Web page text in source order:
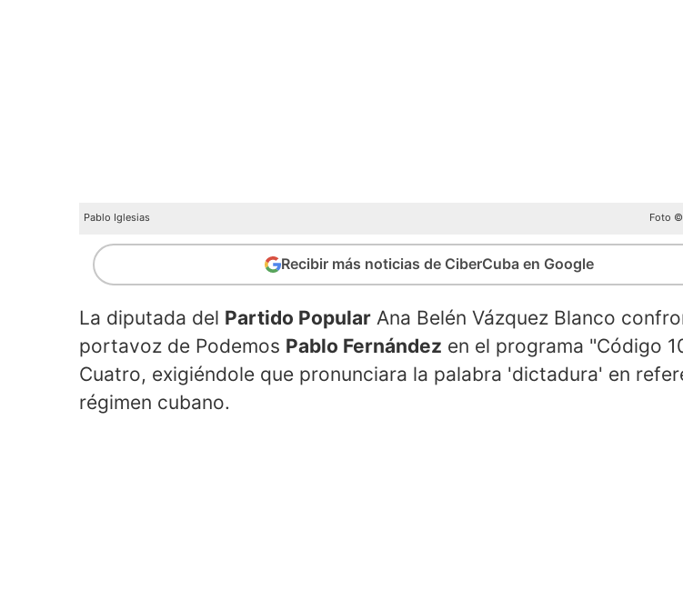
Pablo Iglesias Foto ©
Recibir más noticias de CiberCuba en Google
La diputada del Partido Popular Ana Belén Vázquez Blanco
portavoz de Podemos Pablo Fernández en el programa "Código
Cuatro, exigiéndole que pronunciara la palabra 'dictadura' en
régimen cubano.